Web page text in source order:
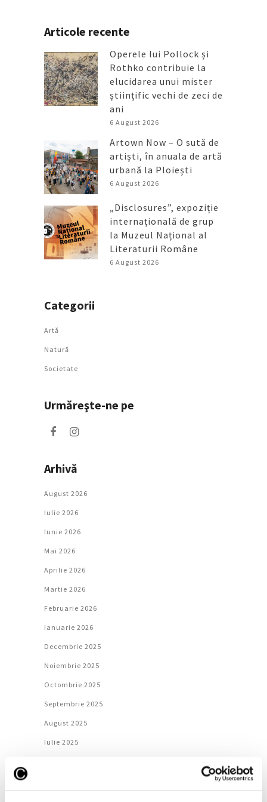
Articole recente
Operele lui Pollock și
Rothko contribuie la
elucidarea unui mister
științific vechi de zeci de
ani
6 August 2026
Artown Now – O sută de
artiști, în anuala de artă
urbană la Ploiești
6 August 2026
„Disclosures”, expoziție
internațională de grup
la Muzeul Național al
Literaturii Române
6 August 2026
Categorii
Artǎ
Natură
Societate
Urmăreşte-ne pe
Arhivă
August 2026
Iulie 2026
Iunie 2026
Mai 2026
Aprilie 2026
Martie 2026
Februarie 2026
Ianuarie 2026
Decembrie 2025
Noiembrie 2025
Octombrie 2025
Septembrie 2025
August 2025
Iulie 2025